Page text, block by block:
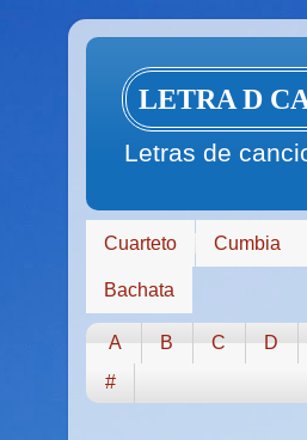
LETRA D
Letras de
Cuarteto Cumbia
Bachata
A B C D
#